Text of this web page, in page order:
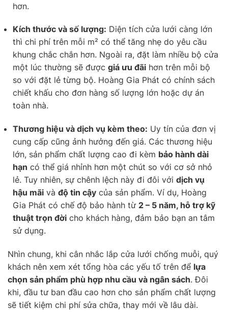
hơn.
Kích thước và số lượng: Diện tích cửa lưới càng lớn
thì chi phí trên mỗi m² có thể tăng nhẹ do yêu cầu
khung chắc chắn hơn. Ngoài ra, đặt làm nhiều bộ cửa
một lúc thường sẽ được giá ưu đãi hơn trên mỗi bộ
so với đặt lẻ từng bộ. Hoàng Gia Phát có chính sách
chiết khấu cho đơn hàng số lượng lớn hoặc dự án
toàn nhà.
Thương hiệu và dịch vụ kèm theo: Uy tín của đơn vị
cung cấp cũng ảnh hưởng đến giá. Các thương hiệu
lớn, sản phẩm chất lượng cao đi kèm bảo hành dài
hạn có thể giá nhỉnh hơn một chút so với cơ sở nhỏ
lẻ. Tuy nhiên, sự chênh lệch này đi đôi với dịch vụ
hậu mãi và độ tin cậy của sản phẩm. Ví dụ, Hoàng
Gia Phát có chế độ bảo hành từ 2 – 5 năm, hỗ trợ kỹ
thuật trọn đời cho khách hàng, đảm bảo bạn an tâm
sử dụng.
Nhìn chung, khi cân nhắc lắp cửa lưới chống muỗi, quý
khách nên xem xét tổng hòa các yếu tố trên để lựa
chọn sản phẩm phù hợp nhu cầu và ngân sách. Đôi
khi, đầu tư ban đầu cao hơn cho sản phẩm chất lượng
sẽ tiết kiệm chi phí sửa chữa, thay mới về lâu dài.